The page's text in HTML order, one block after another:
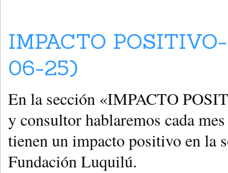
IMPACTO
06-25)
En la sección «IMPACTO
y consultor hablaremos cada
tienen un impacto positivo en la
Fundación Luquilú.